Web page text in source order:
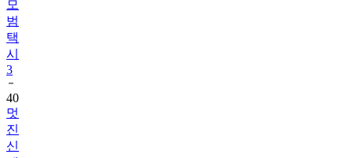
택
시
3
40
멋
진
신
세
계